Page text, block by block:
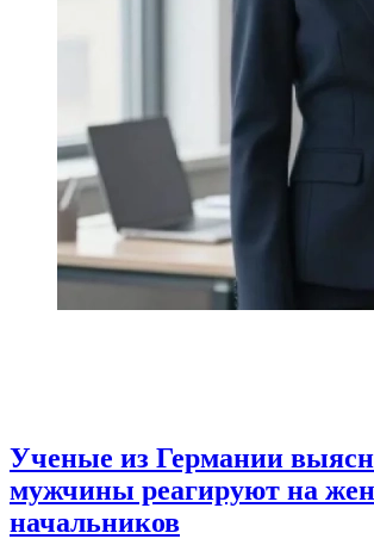
Ученые из Германии
мужчины реагируют на
начальников